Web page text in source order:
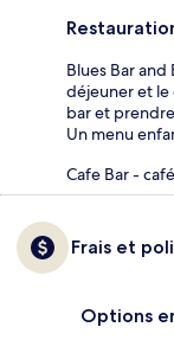
Blues Bar
déjeuner et le
bar et
Un menu
Cafe Bar -
Frais et
Options